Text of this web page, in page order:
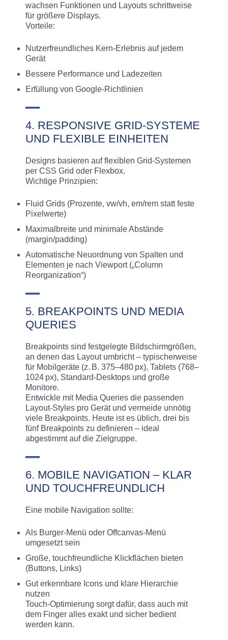
wachsen Funktionen und Layouts schrittweise
für größere Displays.
Vorteile:
Nutzerfreundliches Kern-Erlebnis auf jedem
Gerät
Bessere Performance und Ladezeiten
Erfüllung von Google-Richtlinien
4. RESPONSIVE GRID-SYSTEME
UND FLEXIBLE EINHEITEN
Designs basieren auf flexiblen Grid-Systemen
per CSS Grid oder Flexbox.
Wichtige Prinzipien:
Fluid Grids (Prozente, vw/vh, em/rem statt feste
Pixelwerte)
Maximalbreite und minimale Abstände
(margin/padding)
Automatische Neuordnung von Spalten und
Elementen je nach Viewport („Column
Reorganization“)
5. BREAKPOINTS UND MEDIA
QUERIES
Breakpoints sind festgelegte Bildschirmgrößen,
an denen das Layout umbricht – typischerweise
für Mobilgeräte (z. B. 375–480 px), Tablets (768–
1024 px), Standard-Desktops und große
Monitore.
Entwickle mit Media Queries die passenden
Layout-Styles pro Gerät und vermeide unnötig
viele Breakpoints. Heute ist es üblich, drei bis
fünf Breakpoints zu definieren – ideal
abgestimmt auf die Zielgruppe.
6. MOBILE NAVIGATION – KLAR
UND TOUCHFREUNDLICH
Eine mobile Navigation sollte:
Als Burger-Menü oder Offcanvas-Menü
umgesetzt sein
Große, touchfreundliche Klickflächen bieten
(Buttons, Links)
Gut erkennbare Icons und klare Hierarchie
nutzen
Touch-Optimierung sorgt dafür, dass auch mit
dem Finger alles exakt und sicher bedient
werden kann.